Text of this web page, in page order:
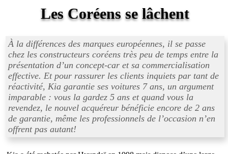
Les Coréens se lâchent
À la différences des marques européennes, il se passe
chez les constructeurs coréens très peu de temps entre la
présentation d’un concept-car et sa commercialisation
effective. Et pour rassurer les clients inquiets par tant de
réactivité, Kia garantie ses voitures 7 ans, un argument
imparable : vous la gardez 5 ans et quand vous la
revendez, le nouvel acquéreur bénéficie encore de 2 ans
de garantie, même les professionnels de l’occasion n’en
offrent pas autant!